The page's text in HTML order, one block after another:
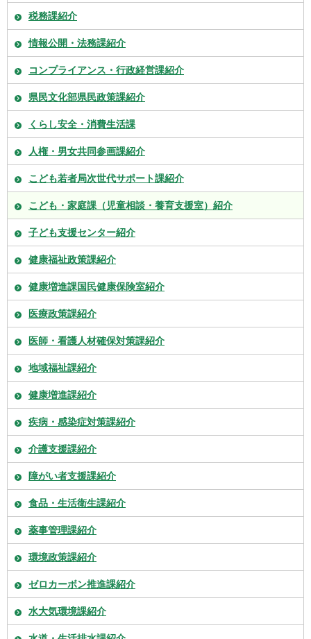
税務課紹介
情報公開・法務課紹介
コンプライアンス・行政経営課紹介
県民文化部県民政策課紹介
くらし安全・消費生活課
人権・男女共同参画課紹介
こども若者局次世代サポート課紹介
こども・家庭課（児童相談・養育支援室）紹介
子ども支援センター紹介
健康福祉政策課紹介
健康増進課国民健康保険室紹介
医療政策課紹介
医師・看護人材確保対策課紹介
地域福祉課紹介
健康増進課紹介
疾病・感染症対策課紹介
介護支援課紹介
障がい者支援課紹介
食品・生活衛生課紹介
薬事管理課紹介
環境政策課紹介
ゼロカーボン推進課紹介
水大気環境課紹介